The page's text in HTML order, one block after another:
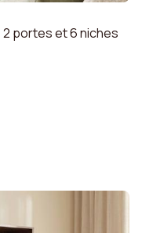
2 portes et 6 niches